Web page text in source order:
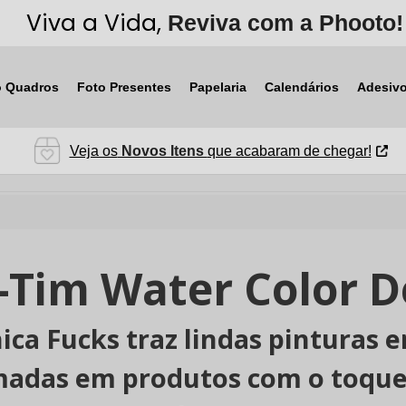
Viva a Vida, Reviva com a Phooto!
Quadros Foto Presentes Papelaria Calendários
Veja osNovos Itens que acabaram de chegar!
Water Color
Fucks traz lindas pinturas
em produtos com o